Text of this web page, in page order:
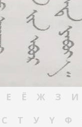
Е Ё Ж З И
С Т У Ү Ф